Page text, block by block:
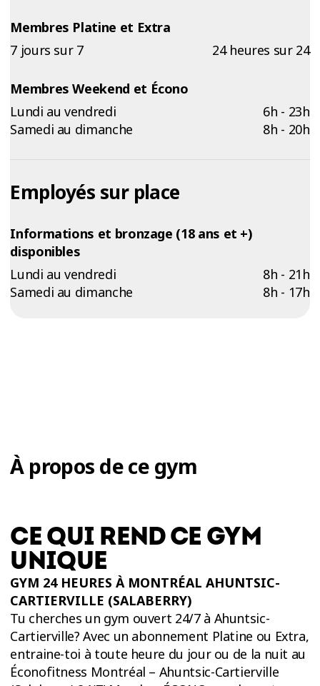
Membres Platine et Extra
7 jours sur 7
24 heures sur 24
Membres Weekend et Écono
Lundi au vendredi
6h - 23h
Samedi au dimanche
8h - 20h
Employés sur place
Informations et bronzage (18 ans et +)
disponibles
Lundi au vendredi
8h - 21h
Samedi au dimanche
8h - 17h
À propos de ce gym
CE QUI REND CE GYM
UNIQUE
GYM 24 HEURES À MONTRÉAL AHUNTSIC-
CARTIERVILLE (SALABERRY)
Tu cherches un gym ouvert 24/7 à Ahuntsic-
Cartierville? Avec un abonnement Platine ou Extra,
entraine-toi à toute heure du jour ou de la nuit au
Éconofitness Montréal – Ahuntsic-Cartierville